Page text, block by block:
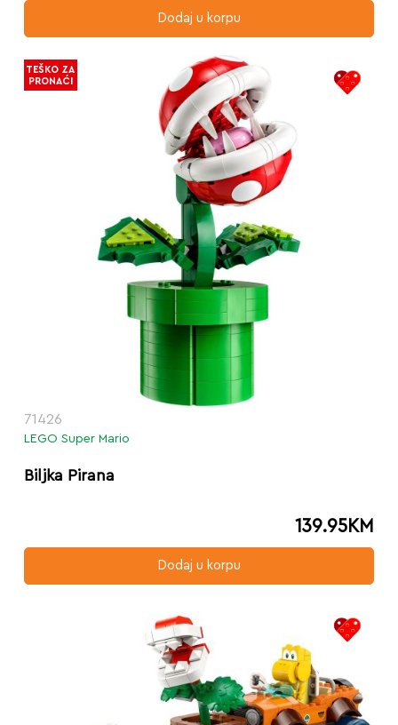
Dodaj u korpu
71426
LEGO Super Mario
Biljka Pirana
139.95KM
Dodaj u korpu
TEŠKO ZA
PRONAĆI